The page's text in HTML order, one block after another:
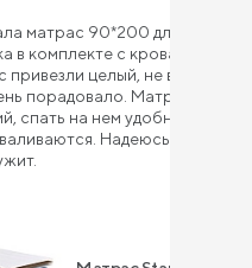
матрас 90*200 для
в комплекте с кроватью.
привезли целый, не всткурке,
порадовало. Матрас
спать на нем удобно, бока
Надеюсь долго